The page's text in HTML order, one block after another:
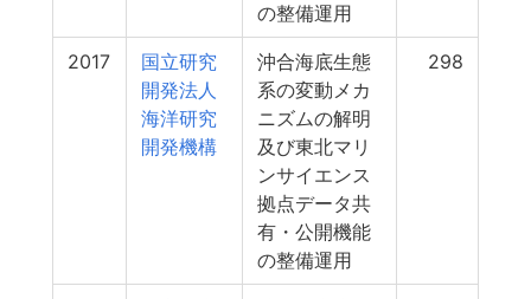
の整備運用
2017
国立研究
開発法人
海洋研究
開発機構
沖合海底生態
系の変動メカ
ニズムの解明
及び東北マリ
ンサイエンス
拠点データ共
有・公開機能
の整備運用
298